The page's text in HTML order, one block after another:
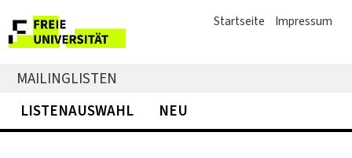
Startseite Impressum
MAILINGLISTEN
LISTENAUSWAHL
NEU